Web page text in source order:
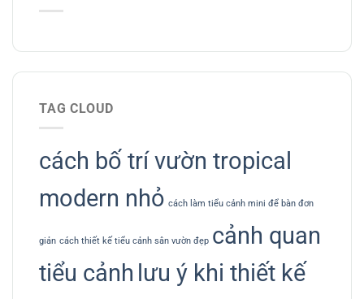
TAG CLOUD
cách bố trí vườn tropical
modern nhỏ cách làm tiểu cảnh mini để bàn đơn
giản cách thiết kế tiểu cảnh sân vườn đẹp cảnh quan
tiểu cảnh lưu ý khi thiết kế